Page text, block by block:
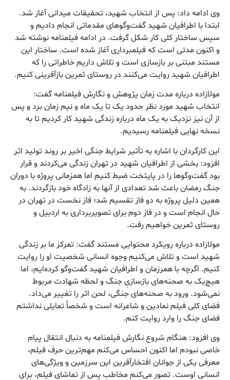
وی ادامه داد: پس از انتخاب شهید، تحقیقات میدانی آغاز شد.
ابتدا با اطرافیان شهید گفت‌وگوهای مقدماتی انجام دادیم و
سپس ساختار کلی کار شکل گرفت. در ادامه فیلمنامه نوشته شد
و اکنون مدتی است که فیلمبرداری آغاز شده است. ساختار این
مستند مبتنی بر بازسازی است و تلاش داریم خاطراتی را که
اطرافیان شهید روایت می‌کنند در روستای ثمرین بازآفرینی کنیم.
مولازاده درباره مدت زمان پژوهش و نگارش فیلمنامه گفت:
انتخاب شهید مورد نظر حدود یک تا یک ماه و نیم زمان برد و پس
از آن نیز نزدیک به یک ماه درباره زندگی شهید کار کردیم تا به
نسخه نهایی فیلمنامه رسیدیم.
این کارگردان با اشاره به تأثیر شرایط جنگی اخیر بر روند تولید اثر
افزود: بخشی از اطرافیان شهید در تهران زندگی می‌کردند و قرار
بود گفت‌وگوها را در پایتخت ضبط کنیم اما همزمانی پروژه با دوران
جنگ رمضان باعث شد تعدادی از آنها به زادگاه خود بازگردند. به
همین دلیل پروژه به دو فاز تقسیم شد؛ فاز نخست در تهران در
حال انجام است و در فاز دوم برای تصویربرداری به اردبیل و
روستای ثمرین خواهیم رفت.
مولازاده درباره رویکرد محتوایی مستند گفت: تمرکز ما بر زندگی
شهید است و تلاش می‌کنیم وجوه انسانی شخصیت او را روایت
کنیم. اگرچه با همرزمان و اطرافیان شهید گفت‌وگو کرده‌ایم، اما
هیچ‌یک به صحنه‌های بازسازیِ جنگ و لحظه شهادت مربوط
نمی‌شود. ورود به صحنه‌های جنگی، لحن اثر را تغییر می‌داد.
فضای کلی فیلم نمادین و شاعرانه است و شخصاً تمایلی نداشتم
فضای جنگ را وارد روایت کنم.
وی افزود: هنگام شروع نگارش فیلمنامه به دنبال انتقال پیام
خاصی نبودم اما اکنون احساس می‌کنم مهم‌ترین حرف فیلم،
معرفی یکی از جوانان افتخارآفرین این سرزمین و ویژگی‌های
انسانی اوست. تصور می‌کنم مخاطب پس از تماشای فیلم، برای